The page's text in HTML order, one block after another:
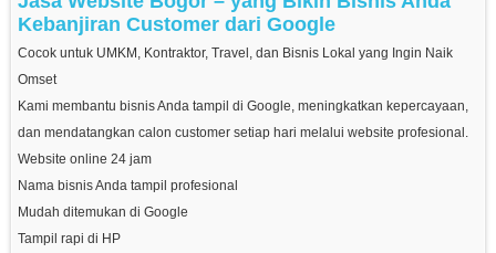
Kebanjiran Customer dari Google
Cocok untuk UMKM, Kontraktor, Travel, dan Bisnis Lokal yang Ingin Naik
Omset
Kami membantu bisnis Anda tampil di Google, meningkatkan kepercayaan,
dan mendatangkan calon customer setiap hari melalui website profesional.
Website online 24 jam
Nama bisnis Anda tampil profesional
Mudah ditemukan di Google
Tampil rapi di HP